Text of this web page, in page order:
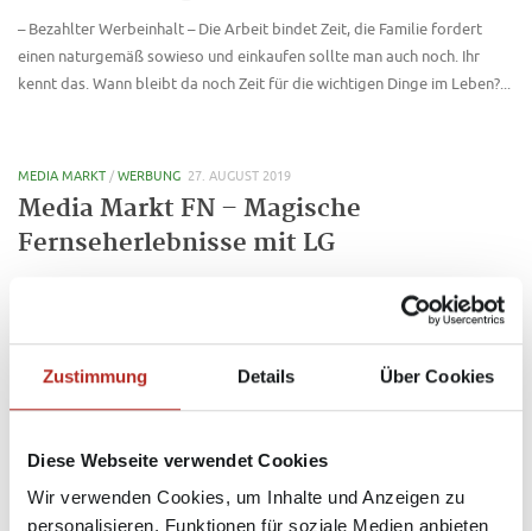
Zustimmung Details Über Cookies
Diese Webseite verwendet Cookies
Wir verwenden Cookies, um Inhalte und Anzeigen zu
personalisieren, Funktionen für soziale Medien anbieten
– Bezahlter Werbeinhalt – Die Arbeit bindet Zeit, die Familie fordert
einen naturgemäß sowieso und einkaufen sollte man auch noch. Ihr
kennt das. Wann bleibt da noch Zeit für die wichtigen Dinge im Leben?...
MEDIA MARKT / WERBUNG 27. AUGUST 2019
Media Markt FN – Magische
Fernseherlebnisse mit LG
jeder, was mit dem Begriff OLED eigentlich gemeint ist? Wir sagen: Nö.
OLED ist eine Abkürzung und steht für Organic-Light-Emitting Diode....
Media Markt RV – Magische
Fernseherlebnisse mit LG